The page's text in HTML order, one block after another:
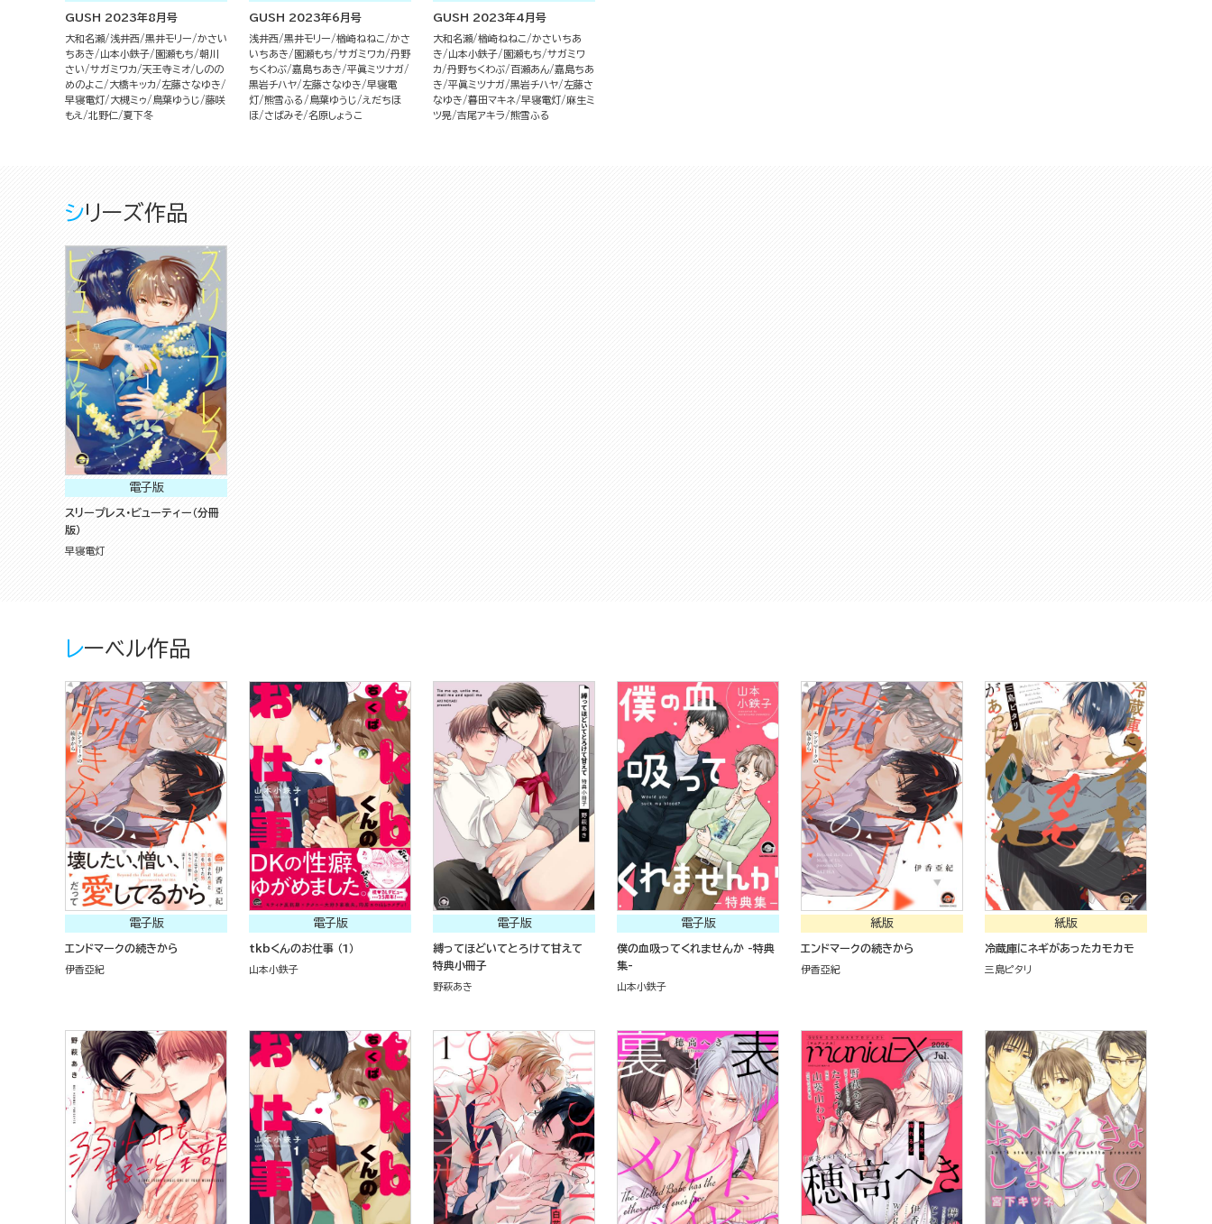
GUSH 2023年8月号
大和名瀬 浅井西 黒井モリー
かさい
ちあき
山本小鉄子 園瀬もち
朝川
さい
サガミワカ 天王寺ミオ
しのの
めのよこ
大橋キッカ
左藤さなゆき
早寝電灯
大槻ミゥ 鳥葉ゆうじ
藤咲
もえ
北野仁 夏下冬
GUSH 2023年6月号
浅井西 黒井モリー 楢崎ねねこ
かさ
いちあき
園瀬もち サガミワカ
丹野
ちくわぶ 嘉島ちあき
平眞ミツナガ
黒岩チハヤ
左藤さなゆき
早寝電
灯 熊雪ふる 鳥葉ゆうじ
えだちほ
ほ さばみそ 名原しょうこ
GUSH 2023年4月号
大和名瀬 楢崎ねねこ
かさいちあ
き
山本小鉄子 園瀬もち
サガミワ
カ
丹野ちくわぶ 百瀬あん 嘉島ちあ
き
平眞ミツナガ 黒岩チハヤ
左藤さ
なゆき
暮田マキネ 早寝電灯
麻生ミ
ツ晃 吉尾アキラ 熊雪ふる
シリーズ作品
電子版
スリープレス・ビューティー（分冊
版）
早寝電灯
レーベル作品
電子版
エンドマークの続きから
伊香亞紀
電子版
tkbくんのお仕事 （1）
山本小鉄子
電子版
縛ってほどいてとろけて甘えて
特典小冊子
野萩あき
電子版
僕の血吸ってくれませんか -特典
集-
山本小鉄子
紙版
エンドマークの続きから
伊香亞紀
紙版
冷蔵庫にネギがあったカモカモ
三島ピタリ